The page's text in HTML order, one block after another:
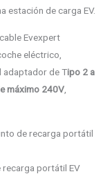
estación de carga EV.
Evexpert
eléctrico,
adaptador de Tipo 2 a
máximo 240V
de recarga portátil
portátil EV